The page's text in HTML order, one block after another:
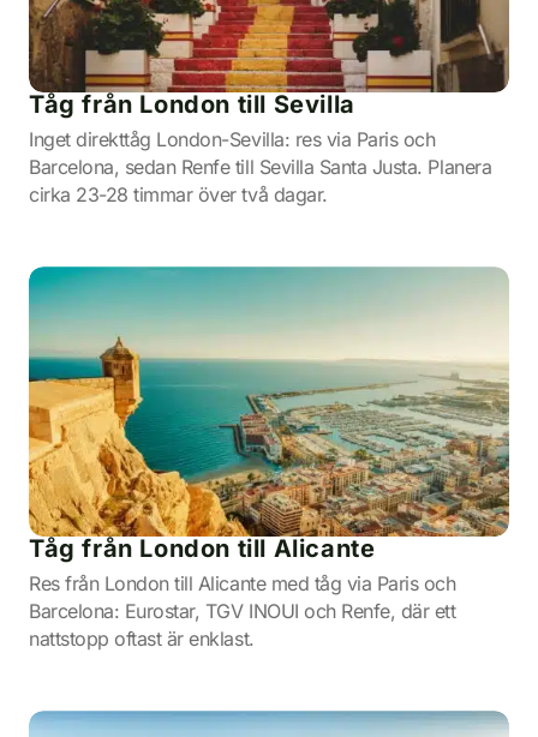
Tåg från London till Sevilla
Inget direkttåg London-Sevilla: res via Paris och
Barcelona, sedan Renfe till Sevilla Santa Justa. Planera
cirka 23-28 timmar över två dagar.
Tåg från London till Alicante
Res från London till Alicante med tåg via Paris och
Barcelona: Eurostar, TGV INOUI och Renfe, där ett
nattstopp oftast är enklast.